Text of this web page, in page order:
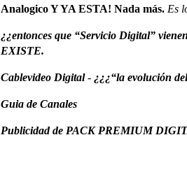
Analogico Y YA ESTA! Nada más. Es
¿¿entonces que “Servicio Digital”
EXISTE.
Cablevideo Digital- ¿¿¿“la evolución
Guia de Canales
Publicidad de PACK PREMIUM